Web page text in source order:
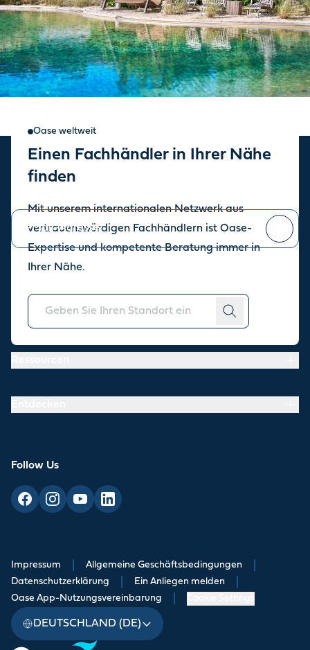
Oase weltweit
Einen Fachhändler in Ihrer Nähe
finden
Mit unserem internationalen Netzwerk aus
vertrauenswürdigen Fachhändlern ist Oase-
Expertise und kompetente Beratung immer in
Ihrer Nähe.
Oase Newsletter
Sie können sich jederzeit abmelden
Über uns
Follow Us
Impressum Allgemeine Geschäftsbedingungen
Datenschutzerklärung Ein Anliegen melden
Oase App-Nutzungsvereinbarung
DEUTSCHLAND (DE)